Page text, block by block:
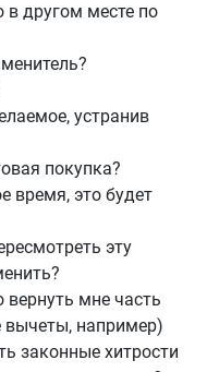
в другом месте по
устранив
покупка?
время, это будет
эту
вернуть мне часть
вычеты, например)
законные хитрости